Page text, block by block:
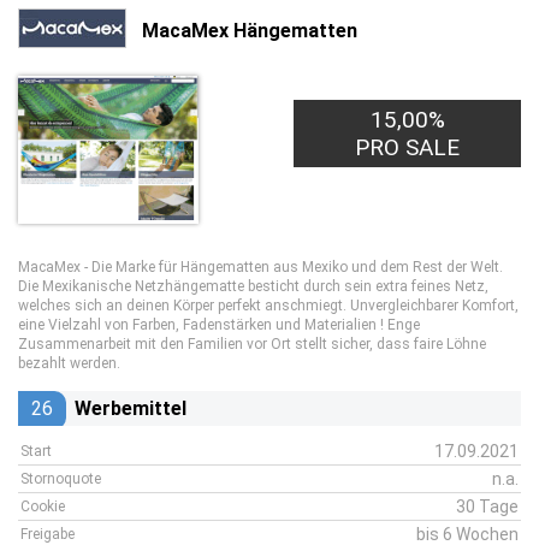
MacaMex Hängematten
15,00%
PRO SALE
MacaMex - Die Marke für Hängematten aus Mexiko und dem Rest der Welt.
Die Mexikanische Netzhängematte besticht durch sein extra feines Netz,
welches sich an deinen Körper perfekt anschmiegt. Unvergleichbarer Komfort,
eine Vielzahl von Farben, Fadenstärken und Materialien ! Enge
Zusammenarbeit mit den Familien vor Ort stellt sicher, dass faire Löhne
bezahlt werden.
26 Werbemittel
Start 17.09.2021
Stornoquote n.a.
Cookie 30 Tage
Freigabe bis 6 Wochen